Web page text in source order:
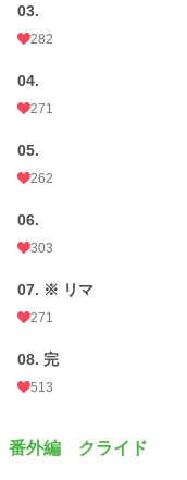
03.
282
04.
271
05.
262
06.
303
07. ※ リマ
271
08. 完
513
番外編 クライド